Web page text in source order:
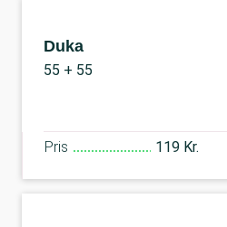
Duka
55 + 55
Pris 119 Kr.